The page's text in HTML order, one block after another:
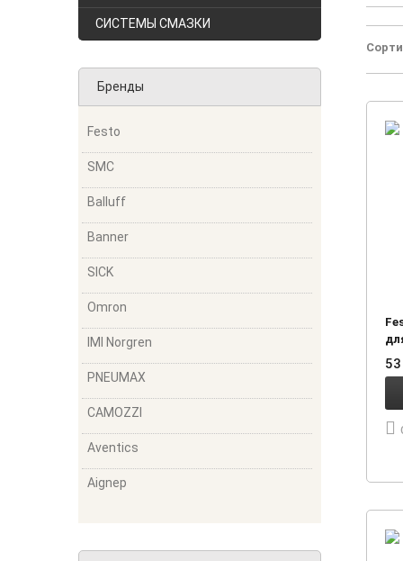
СИСТЕМЫ СМАЗКИ
Бренды
Festo
SMC
Balluff
Banner
SICK
Omron
IMI Norgren
PNEUMAX
CAMOZZI
Aventics
Aignep